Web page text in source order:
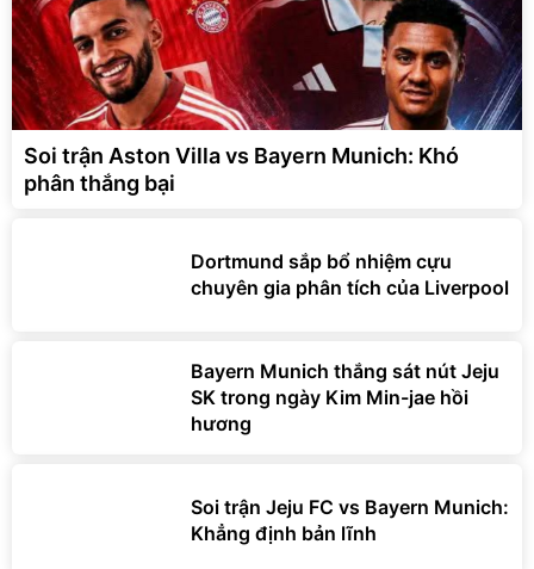
Soi trận Aston Villa vs Bayern Munich: Khó
phân thắng bại
Dortmund sắp bổ nhiệm cựu
chuyên gia phân tích của Liverpool
Bayern Munich thắng sát nút Jeju
SK trong ngày Kim Min-jae hồi
hương
Soi trận Jeju FC vs Bayern Munich:
Khẳng định bản lĩnh